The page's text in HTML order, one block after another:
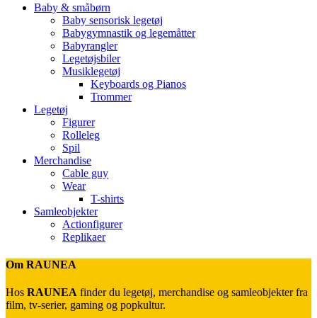
Baby & småbørn
Baby sensorisk legetøj
Babygymnastik og legemåtter
Babyrangler
Legetøjsbiler
Musiklegetøj
Keyboards og Pianos
Trommer
Legetøj
Figurer
Rolleleg
Spil
Merchandise
Cable guy
Wear
T-shirts
Samleobjekter
Actionfigurer
Replikaer
Om RAUNEA
Hos RAUNEA finder du legetøj, merchandise og samleobjekter fra
film, tv-serier, gaming og popkultur.